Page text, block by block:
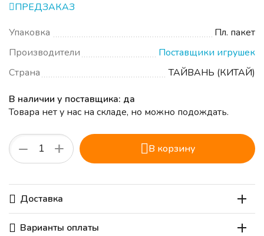
ПРЕДЗАКАЗ
Упаковка
Пл. пакет
Производители
Поставщики игрушек
Страна
ТАЙВАНЬ (КИТАЙ)
В наличии у поставщика: да
Товара нет у нас на складе, но можно подождать.
+
− В корзину
Доставка
Варианты оплаты